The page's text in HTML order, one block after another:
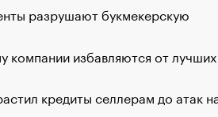
разрушают букмекерскую
избавляются от лучших
кредиты селлерам до атак